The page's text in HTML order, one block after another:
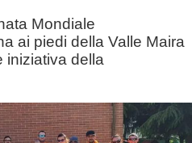
Mondiale
ai piedi della Valle Maira
iniziativa della